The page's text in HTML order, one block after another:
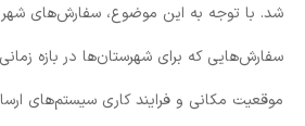
شد. با توجه به این موضوع، سفارش‌های
سفارش‌هایی که برای شهرستان‌ها در بازه
موقعیت مکانی و فرایند کاری سیستم‌های